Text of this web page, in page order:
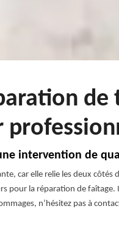
intervention de
car elle relie les deux
pour la réparation de
n’hésitez pas à